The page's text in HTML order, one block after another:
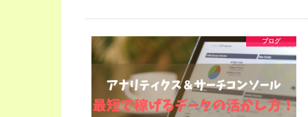
ブログ